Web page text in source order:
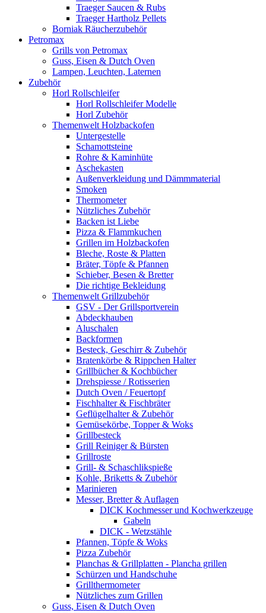
Traeger Saucen & Rubs
Traeger Hartholz Pellets
Borniak Räucherzubehör
Petromax
Grills von Petromax
Guss, Eisen & Dutch Oven
Lampen, Leuchten, Laternen
Zubehör
Horl Rollschleifer
Horl Rollschleifer Modelle
Horl Zubehör
Themenwelt Holzbackofen
Untergestelle
Schamottsteine
Rohre & Kaminhüte
Aschekasten
Außenverkleidung und Dämmmaterial
Smoken
Thermometer
Nützliches Zubehör
Backen ist Liebe
Pizza & Flammkuchen
Grillen im Holzbackofen
Bleche, Roste & Platten
Bräter, Töpfe & Pfannen
Schieber, Besen & Bretter
Die richtige Bekleidung
Themenwelt Grillzubehör
GSV - Der Grillsportverein
Abdeckhauben
Aluschalen
Backformen
Besteck, Geschirr & Zubehör
Bratenkörbe & Rippchen Halter
Grillbücher & Kochbücher
Drehspiesse / Rotisserien
Dutch Oven / Feuertopf
Fischhalter & Fischbräter
Geflügelhalter & Zubehör
Gemüsekörbe, Topper & Woks
Grillbesteck
Grill Reiniger & Bürsten
Grillroste
Grill- & Schaschlikspieße
Kohle, Briketts & Zubehör
Marinieren
Messer, Bretter & Auflagen
DICK Kochmesser und Kochwerkzeuge
Gabeln
DICK - Wetzstähle
Pfannen, Töpfe & Woks
Pizza Zubehör
Planchas & Grillplatten - Plancha grillen
Schürzen und Handschuhe
Grillthermometer
Nützliches zum Grillen
Guss, Eisen & Dutch Oven